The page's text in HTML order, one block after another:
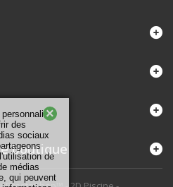
boutique
des
sociaux
de
médias
qui peuvent
×